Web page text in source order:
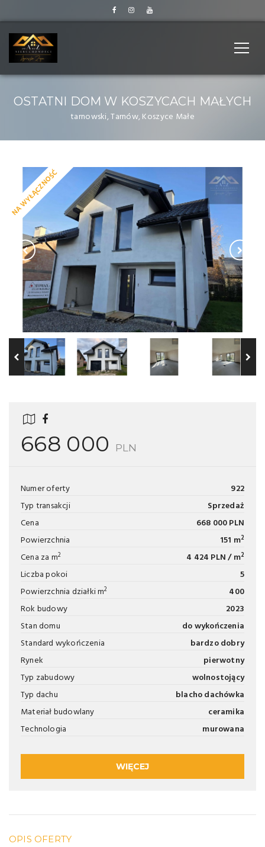
OSTATNI DOM W KOSZYCACH MAŁYCH
tarnowski, Tarnów, Koszyce Małe
NA WYŁĄCZNOŚĆ
668 000 PLN
Numer oferty
922
Typ transakcji
Sprzedaż
Cena
668 000 PLN
Powierzchnia
151 m2
Cena za m2 4 424 PLN / m2
Liczba pokoi
5
Powierzchnia działki m2
400
Rok budowy
2023
Stan domu
do wykończenia
Standard wykończenia
bardzo dobry
Rynek
pierwotny
Typ zabudowy
wolnostojący
Typ dachu
blacho dachówka
Materiał budowlany
ceramika
Technologia
murowana
WIĘCEJ
OPIS OFERTY